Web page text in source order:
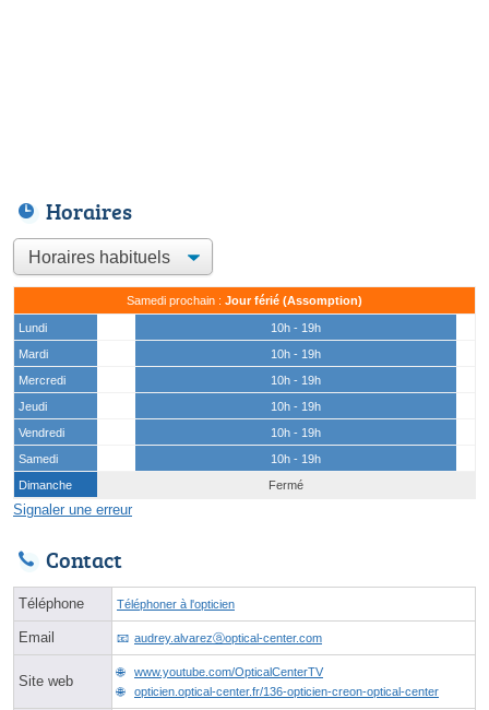
Horaires
Samedi prochain : Jour férié (Assomption)
Lundi
10h - 19h
Mardi
10h - 19h
Mercredi
10h - 19h
Jeudi
10h - 19h
Vendredi
10h - 19h
Samedi
10h - 19h
Dimanche
Fermé
Signaler une erreur
Contact
Téléphone Téléphoner à l'opticien
Email audrey.alvarezⓐoptical-center.com
Site web
www.youtube.com/OpticalCenterTV
opticien.optical-center.fr/136-opticien-creon-optical-center